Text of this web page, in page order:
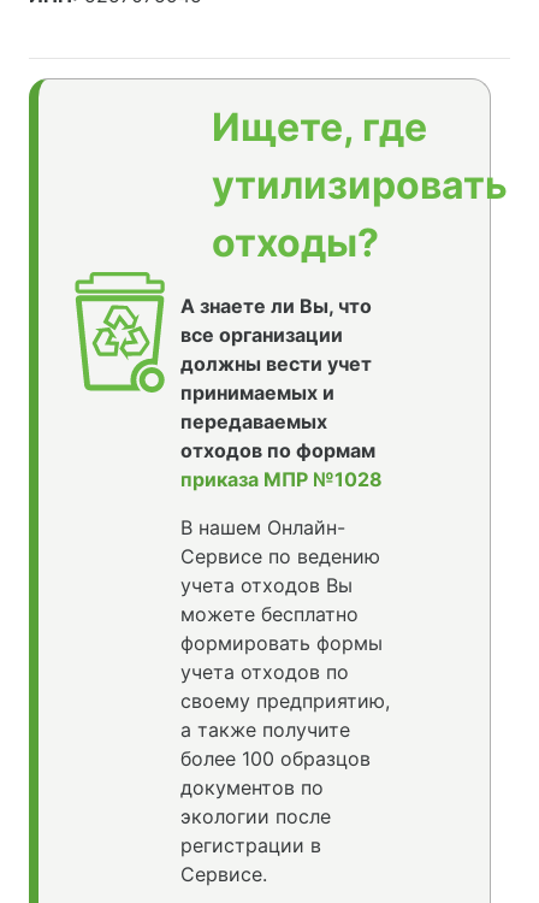
Ищете, где
утилизировать
отходы?
А знаете ли Вы, что
все организации
должны вести учет
принимаемых и
передаваемых
отходов по формам
приказа МПР №1028
В нашем Онлайн-
Сервисе по ведению
учета отходов Вы
можете бесплатно
формировать формы
учета отходов по
своему предприятию,
а также получите
более 100 образцов
документов по
экологии после
регистрации в
Сервисе.